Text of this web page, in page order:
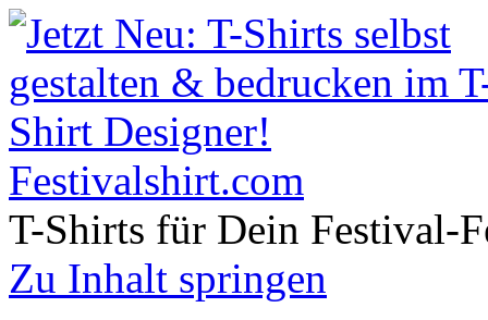
Festivalshirt.com
T-Shirts für Dein Festival-
Zu Inhalt springen